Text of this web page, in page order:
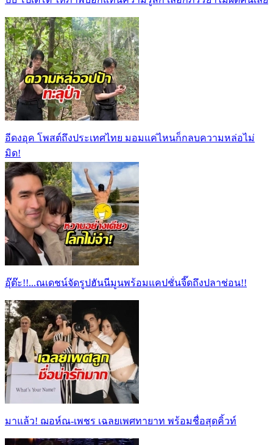
อีดงอุค โพสต์ถึงประเทศไทย มอมแค่ไหนก็กลบความหล่อไม่
มิด!
อุ๊ต๊ะ!!...ณเดชน์จัดรูปฮันนีมูนพร้อมแคปชั่นจี๊ดถึงปลาช่อน!!
มาแล้ว! ฌอห์ณ-เพชร เฉลยเพศทายาท พร้อมชื่อสุดคิ้วท์